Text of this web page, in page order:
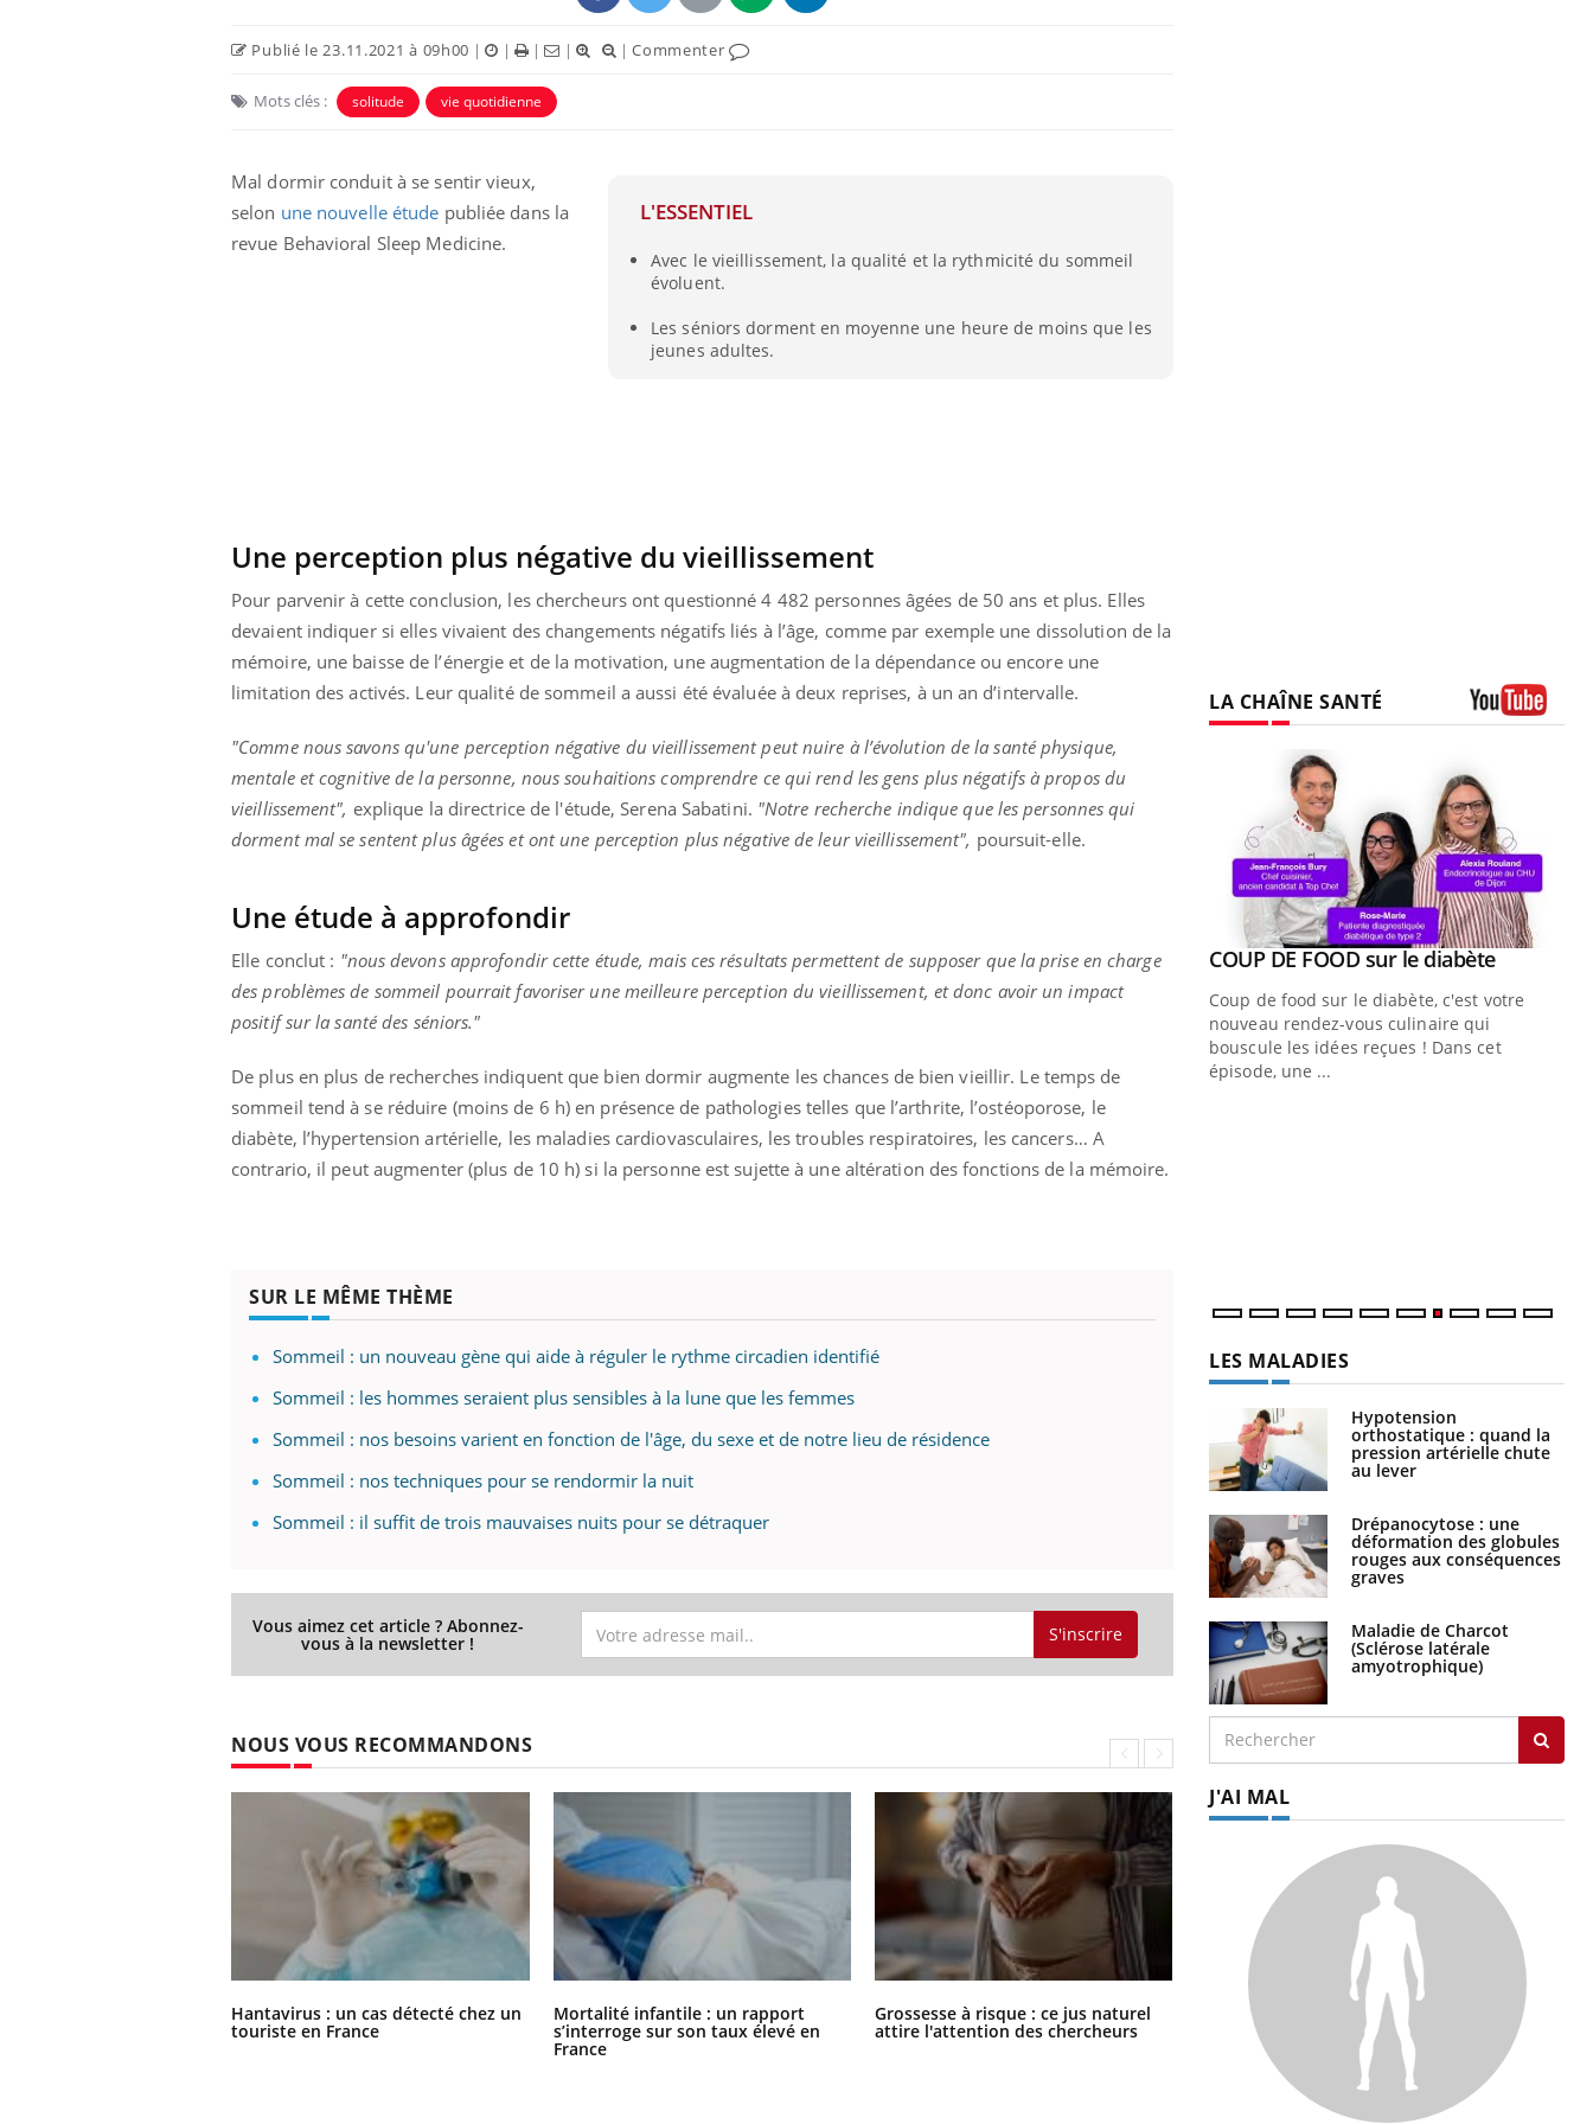
Publié le 23.11.2021 à 09h00 | | | | |Commenter
Mots clés : solitude vie quotidienne
L'ESSENTIEL
Avec le vieillissement, la qualité et la rythmicité du sommeil
évoluent.
Les séniors dorment en moyenne une heure de moins que les
jeunes adultes.
Mal dormir conduit à se sentir vieux,
selon une nouvelle étude publiée dans la
revue Behavioral Sleep Medicine.
Une perception plus négative du vieillissement
Pour parvenir à cette conclusion, les chercheurs ont questionné 4 482 personnes âgées de 50 ans et plus. Elles
devaient indiquer si elles vivaient des changements négatifs liés à l’âge, comme par exemple une dissolution de la
mémoire, une baisse de l’énergie et de la motivation, une augmentation de la dépendance ou encore une
limitation des activés. Leur qualité de sommeil a aussi été évaluée à deux reprises, à un an d’intervalle.
"Comme nous savons qu'une perception négative du vieillissement peut nuire à l’évolution de la santé physique,
mentale et cognitive de la personne, nous souhaitions comprendre ce qui rend les gens plus négatifs à propos du
vieillissement", explique la directrice de l'étude, Serena Sabatini. "Notre recherche indique que les personnes qui
dorment mal se sentent plus âgées et ont une perception plus négative de leur vieillissement", poursuit-elle.
Une étude à approfondir
Elle conclut : "nous devons approfondir cette étude, mais ces résultats permettent de supposer que la prise en charge
des problèmes de sommeil pourrait favoriser une meilleure perception du vieillissement, et donc avoir un impact
positif sur la santé des séniors."
De plus en plus de recherches indiquent que bien dormir augmente les chances de bien vieillir. Le temps de
sommeil tend à se réduire (moins de 6 h) en présence de pathologies telles que l’arthrite, l’ostéoporose, le
diabète, l’hypertension artérielle, les maladies cardiovasculaires, les troubles respiratoires, les cancers… A
contrario, il peut augmenter (plus de 10 h) si la personne est sujette à une altération des fonctions de la mémoire.
SUR LE MÊME THÈME
Sommeil : un nouveau gène qui aide à réguler le rythme circadien identifié
Sommeil : les hommes seraient plus sensibles à la lune que les femmes
Sommeil : nos besoins varient en fonction de l'âge, du sexe et de notre lieu de résidence
Sommeil : nos techniques pour se rendormir la nuit
Sommeil : il suffit de trois mauvaises nuits pour se détraquer
Vous aimez cet article ? Abonnez-
vous à la newsletter ! S'inscrire
NOUS VOUS RECOMMANDONS
Hantavirus : un cas détecté chez un
touriste en France
Mortalité infantile : un rapport
s’interroge sur son taux élevé en
France
Grossesse à risque : ce jus naturel
attire l'attention des chercheurs
Comment oublier les écrans en
vacances ?
LA CHAÎNE SANTÉ
Eczéma Chronique des Mains : se
préparer pour l’été ! Youtube
L'été arrive… et avec lui, un tout nouveau
soleil, activités en plein air… Nos mains
Youtube
Diabète & Ramadan 2026Youtube
Le Ramadan approche, et, pour de
défis, mais ...
Youtube
Un « jumeau numérique » pour
faciliter l’accès à la médecine
préventiveYoutube
mutualiste innove en matière de bilan de
santé : l'utilisation d'un « jumeau
numérique » permet ...
Youtube
COUP DE FOOD sur le diabèteYoutube
Coup de food sur le diabète, c'est votre
nouveau rendez-vous culinaire qui
bouscule les idées reçues ! Dans cet
épisode, une ...
LES MALADIES
Hypotension
orthostatique : quand la
pression artérielle chute
au lever
Drépanocytose : une
déformation des globules
rouges aux conséquences
graves
Maladie de Charcot
(Sclérose latérale
amyotrophique)
J'AI MAL